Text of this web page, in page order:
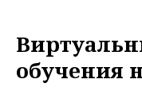
обучения